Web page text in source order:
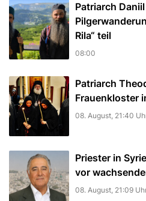
Patriarch
Rila“ teil
08:00
Patriarch
Frauenkloster
08. August, 21:40
Priester in
vor
08. August, 21:09